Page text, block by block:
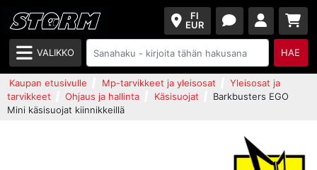
FI
EUR
VALIKKO HAE
Kaupan etusivulle Mp-tarvikkeet ja yleisosat
Yleisosat ja
tarvikkeet
Ohjaus ja hallinta Käsisuojat
Barkbusters EGO
Mini käsisuojat kiinnikkeillä